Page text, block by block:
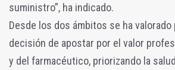
suministro”, ha indicado.
Desde los dos ámbitos se ha
decisión de apostar por el valor
y del farmacéutico, priorizando la